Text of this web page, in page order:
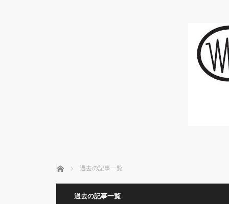
ホーム 過去の記事一覧
過去の記事一覧